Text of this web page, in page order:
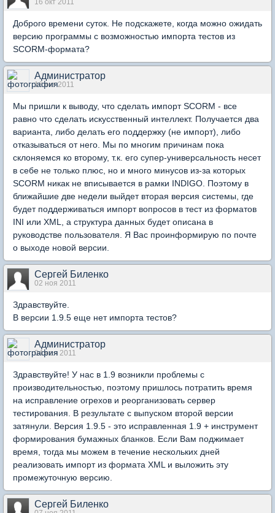
16 окт 2011
Доброго времени суток. Не подскажете, когда можно ожидать
версию программы с возможностью импорта тестов из
SCORM-формата?
Администратор
16 окт 2011
Мы пришли к выводу, что сделать импорт SCORM - все
равно что сделать искусственный интеллект. Получается два
варианта, либо делать его поддержку (не импорт), либо
отказываться от него. Мы по многим причинам пока
склоняемся ко второму, т.к. его супер-универсальность несет
в себе не только плюс, но и много минусов из-за которых
SCORM никак не вписывается в рамки INDIGO. Поэтому в
ближайшие две недели выйдет вторая версия системы, где
будет поддерживаться импорт вопросов в тест из форматов
INI или XML, а структура данных будет описана в
руководстве пользователя. Я Вас проинформирую по почте
о выходе новой версии.
Сергей Биленко
02 ноя 2011
Здравствуйте.
В версии 1.9.5 еще нет импорта тестов?
Администратор
04 ноя 2011
Здравствуйте! У нас в 1.9 возникли проблемы с
производительностью, поэтому пришлось потратить время
на исправление огрехов и реорганизовать сервер
тестирования. В результате с выпуском второй версии
затянули. Версия 1.9.5 - это исправленная 1.9 + инструмент
формирования бумажных бланков. Если Вам поджимает
время, тогда мы можем в течение нескольких дней
реализовать импорт из формата XML и выложить эту
промежуточную версию.
Сергей Биленко